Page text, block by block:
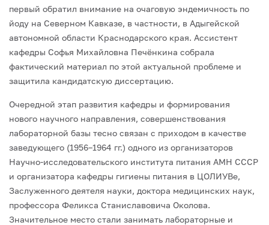
первый обратил внимание на очаговую эндемичность по
йоду на Северном Кавказе, в частности, в Адыгейской
автономной области Краснодарского края. Ассистент
кафедры Софья Михайловна Печёнкина собрала
фактический материал по этой актуальной проблеме и
защитила кандидатскую диссертацию.
Очередной этап развития кафедры и формирования
нового научного направления, совершенствования
лабораторной базы тесно связан с приходом в качестве
заведующего (1956–1964 гг.) одного из организаторов
Научно-исследовательского института питания АМН СССР
и организатора кафедры гигиены питания в ЦОЛИУВе,
Заслуженного деятеля науки, доктора медицинских наук,
профессора Феликса Станиславовича Околова.
Значительное место стали занимать лабоpатоpные и